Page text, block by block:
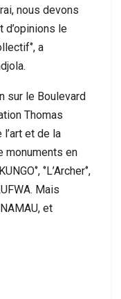
nous devons
d’opinions le
a
sur le Boulevard
Thomas
et de la
monuments en
‘’L’Archer‘’,
Mais
et